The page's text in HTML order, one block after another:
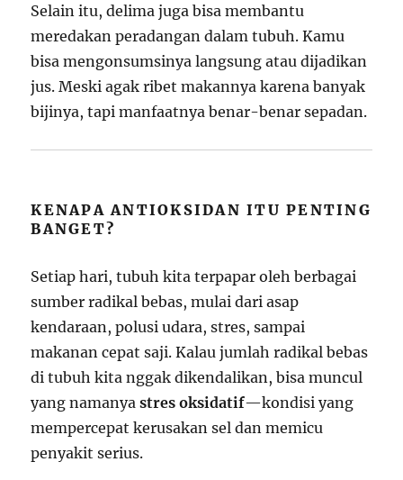
Selain itu, delima juga bisa membantu
meredakan peradangan dalam tubuh. Kamu
bisa mengonsumsinya langsung atau dijadikan
jus. Meski agak ribet makannya karena banyak
bijinya, tapi manfaatnya benar-benar sepadan.
KENAPA ANTIOKSIDAN ITU PENTING
BANGET?
Setiap hari, tubuh kita terpapar oleh berbagai
sumber radikal bebas, mulai dari asap
kendaraan, polusi udara, stres, sampai
makanan cepat saji. Kalau jumlah radikal bebas
di tubuh kita nggak dikendalikan, bisa muncul
yang namanyastres oksidatif—kondisi yang
mempercepat kerusakan sel dan memicu
penyakit serius.